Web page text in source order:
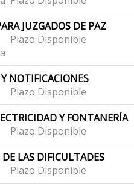
JUZGADOS DE PAZ
Plazo Disponible
NOTIFICACIONES
Plazo Disponible
Y FONTANERÍA
Plazo Disponible
LAS DIFICULTADES
Plazo Disponible